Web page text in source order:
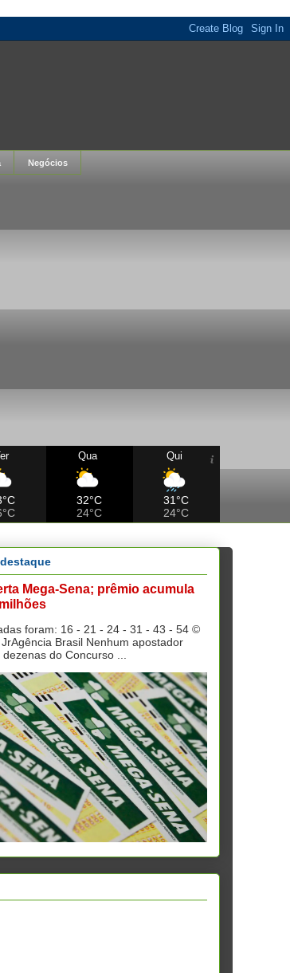
Negócios
Qua
32°C
24°C
Qui
31°C
24°C
Mega-Sena; prêmio acumula
foram: 16 - 21 - 24 - 31 - 43 - 54 ©
Brasil Nenhum apostador
do Concurso ...